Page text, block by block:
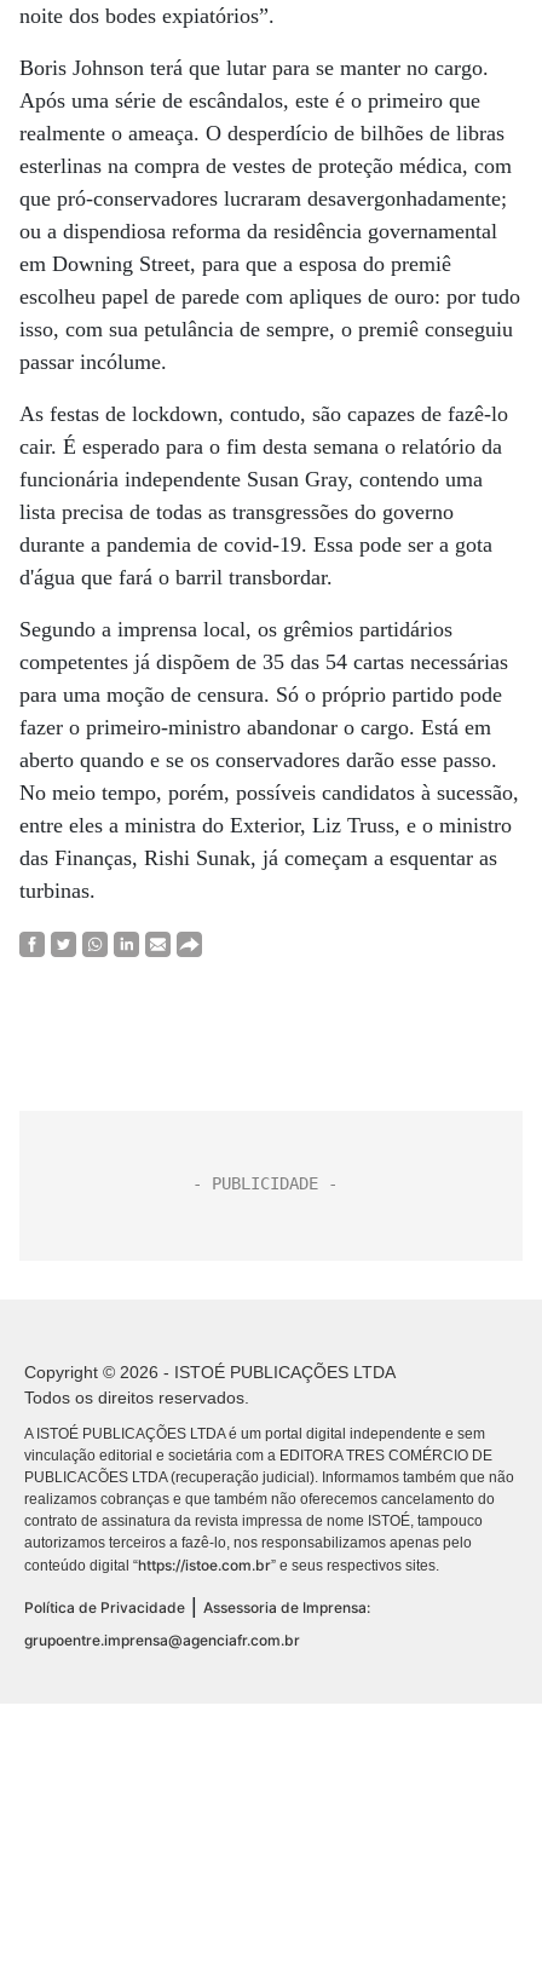
noite dos bodes expiatórios”.
Boris Johnson terá que lutar para se manter no cargo.
Após uma série de escândalos, este é o primeiro que
realmente o ameaça. O desperdício de bilhões de libras
esterlinas na compra de vestes de proteção médica, com
que pró-conservadores lucraram desavergonhadamente;
ou a dispendiosa reforma da residência governamental
em Downing Street, para que a esposa do premiê
escolheu papel de parede com apliques de ouro: por tudo
isso, com sua petulância de sempre, o premiê conseguiu
passar incólume.
As festas de lockdown, contudo, são capazes de fazê-lo
cair. É esperado para o fim desta semana o relatório da
funcionária independente Susan Gray, contendo uma
lista precisa de todas as transgressões do governo
durante a pandemia de covid-19. Essa pode ser a gota
d'água que fará o barril transbordar.
Segundo a imprensa local, os grêmios partidários
competentes já dispõem de 35 das 54 cartas necessárias
para uma moção de censura. Só o próprio partido pode
fazer o primeiro-ministro abandonar o cargo. Está em
aberto quando e se os conservadores darão esse passo.
No meio tempo, porém, possíveis candidatos à sucessão,
entre eles a ministra do Exterior, Liz Truss, e o ministro
das Finanças, Rishi Sunak, já começam a esquentar as
turbinas.
Copyright © 2026 - ISTOÉ PUBLICAÇÕES LTDA
Todos os direitos reservados.
A ISTOÉ PUBLICAÇÕES LTDA é um portal digital independente e sem
vinculação editorial e societária com a EDITORA TRES COMÉRCIO DE
PUBLICACÕES LTDA (recuperação judicial). Informamos também que não
realizamos cobranças e que também não oferecemos cancelamento do
contrato de assinatura da revista impressa de nome ISTOÉ, tampouco
autorizamos terceiros a fazê-lo, nos responsabilizamos apenas pelo
conteúdo digital “https://istoe.com.br” e seus respectivos sites.
Política de Privacidade
Assessoria de Imprensa:
grupoentre.imprensa@agenciafr.com.br